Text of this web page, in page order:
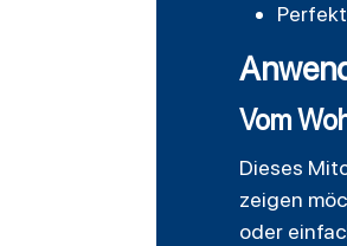
Vom
Dieses
zeigen
oder